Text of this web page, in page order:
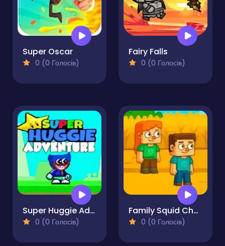
Super Oscar
0 (0 Голосів)
Fairy Falls
0 (0 Голосів)
Super Huggie Adventure
0 (0 Голосів)
Family Squid Challenge
0 (0 Голосів)